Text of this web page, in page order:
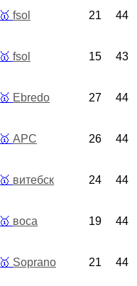
🥇 fsol 21 44
🥇 fsol 15 43
🥇 Ebredo 27 44
🥇 АРС 26 44
🥇 витебск 24 44
🥇 воса 19 44
🥇 Soprano 21 44